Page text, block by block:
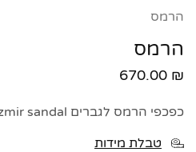
הרמס
הרמס
670.00 ₪
כפכפי הרמס לגברים Hermes Izmir sandal
טבלת מידות